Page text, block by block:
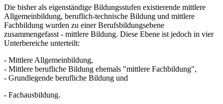
Die bisher als eigenständige Bildungsstufen existierende mittlere
Allgemeinbildung, beruflich-technische Bildung und mittlere
Fachbildung wurden zu einer Berufsbildungsebene
zusammengefasst - mittlere Bildung. Diese Ebene ist jedoch in vier
Unterbereiche unterteilt:
- Mittlere Allgemeinbildung,
- Mittlere berufliche Bildung ehemals "mittlere Fachbildung",
- Grundlegende berufliche Bildung und
- Fachausbildung.